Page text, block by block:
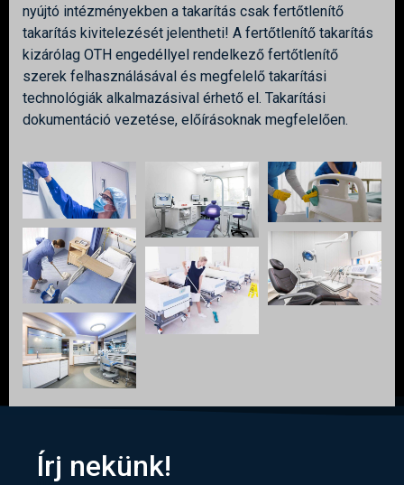
nyújtó intézményekben a takarítás csak fertőtlenítő
takarítás kivitelezését jelentheti! A fertőtlenítő takarítás
kizárólag OTH engedéllyel rendelkező fertőtlenítő
szerek felhasználásával és megfelelő takarítási
technológiák alkalmazásival érhető el. Takarítási
dokumentáció vezetése, előírásoknak megfelelően.
Írj nekünk!